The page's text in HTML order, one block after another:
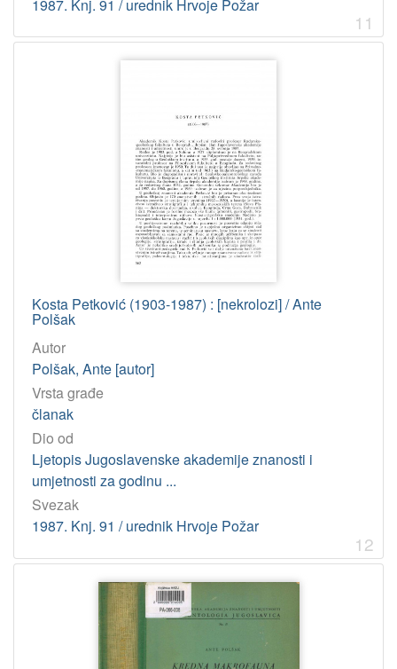
1987. Knj. 91 / urednik Hrvoje Požar
11
Kosta Petković (1903-1987) : [nekrolozi] / Ante
Polšak
Autor
Polšak, Ante [autor]
Vrsta građe
članak
Dio od
Ljetopis Jugoslavenske akademije znanosti i
umjetnosti za godinu ...
Svezak
1987. Knj. 91 / urednik Hrvoje Požar
12